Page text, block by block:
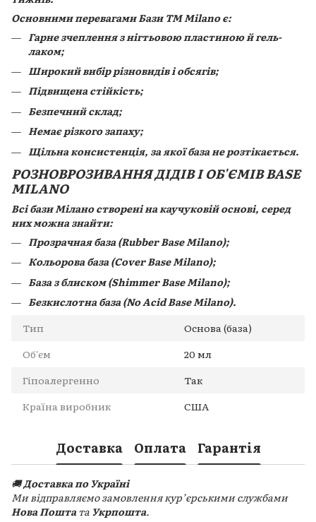
Основними перевагами Бази TM Milano є:
Гарне зчеплення з нігтьовою пластиною й гель-
лаком;
Широкий вибір різновидів і обсягів;
Підвищена стійкість;
Безпечний склад;
Немає різкого запаху;
Щільна консистенція, за якої база не розтікається.
РОЗНОВРОЗИВАННЯ ДІДІВ І ОБ'ЄМІВ BASE
MILANO
Всі бази Мілано створені на каучуковій основі, серед
них можна знайти:
Прозрачная база (Rubber Base Milano);
Кольорова база (Сover Base Milano);
База з блиском (Shimmer Base Milano);
Безкислотна база (No Acid Base Milano).
Тип
Основа (база)
Об'єм
20 мл
Гіпоалергенно
Так
Країна виробник
США
Доставка Оплата Гарантія
🚚Доставка по Україні
Ми відправляємо замовлення кур’єрськими службами
Нова Пошта та Укрпошта.